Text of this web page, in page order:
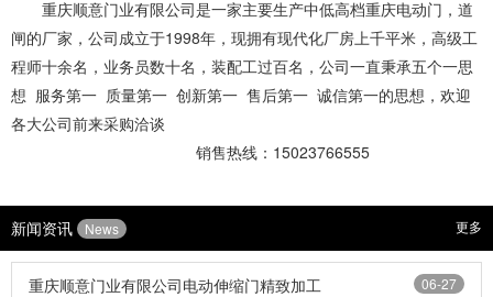
重庆顺意门业有限公司是一家主要生产中低高档重庆电动门 ，道
闸的厂家，公司成立于1998年，现拥有现代化厂房上千平米，高级工
程师十余名，业务员数十名，装配工过百名，公司一直秉承五个一思
想 服务第一 质量第一 创新第一 售后第一 诚信第一的思想，欢迎
各大公司前来采购洽谈
销售热线：15023766555
新闻资讯 News 更多
06-27
重庆顺意门业有限公司电动伸缩门精致加工